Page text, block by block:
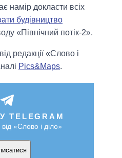
намір докласти всіх
будівництво
«Північний потік-2».
редакції «Слово і
Pics&Maps.
TELEGRAM
«Слово і діло»